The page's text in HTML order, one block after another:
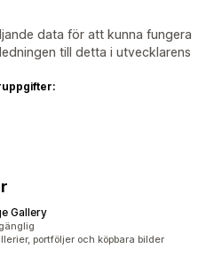
data för att kunna fungera
till detta i utvecklarens
Gallery
portföljer och köpbara bilder